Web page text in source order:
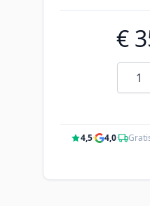
€
Aantal
4,5· 4,0·